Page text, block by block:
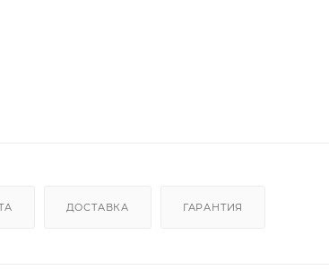
ДОСТАВКА ГАРАНТИЯ